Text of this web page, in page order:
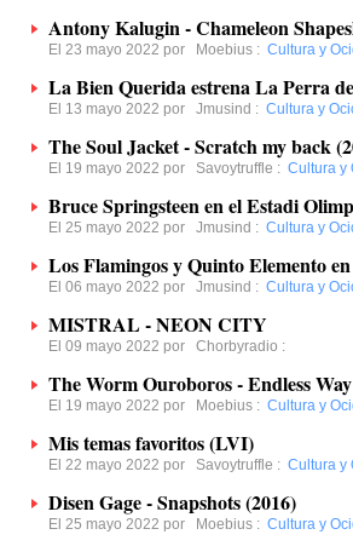
Antony Kalugin - Chameleon
El 23 mayo 2022 por Moebius : Cultura y
La Bien Querida estrena La Perra
El 13 mayo 2022 por Jmusind : Cultura y
The Soul Jacket - Scratch my back
El 19 mayo 2022 por Savoytruffle : Cultura y
Bruce Springsteen en el Estadi
El 25 mayo 2022 por Jmusind : Cultura y
Los Flamingos y Quinto Elemento
El 06 mayo 2022 por Jmusind : Cultura y
MISTRAL - NEON CITY
El 09 mayo 2022 por Chorbyradio :
The Worm Ouroboros - Endless
El 19 mayo 2022 por Moebius : Cultura y
Mis temas favoritos (LVI)
El 22 mayo 2022 por Savoytruffle : Cultura y
Disen Gage - Snapshots (2016)
El 25 mayo 2022 por Moebius : Cultura y